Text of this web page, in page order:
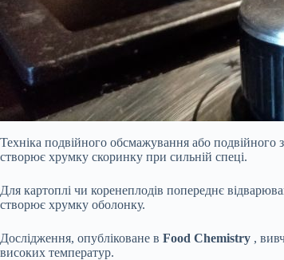
Техніка подвійного обсмажування або подвійного
створює хрумку скоринку при сильній спеці.
Для картоплі чи коренеплодів попереднє
створює хрумку оболонку.
Дослідження, опубліковане в Food Chemistry ,
високих температур.